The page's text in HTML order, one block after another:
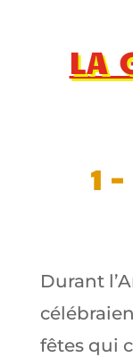
LA
1
Durant
fêtes qui